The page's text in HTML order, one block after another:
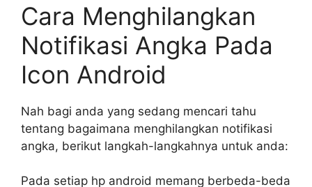
Cara Menghilangkan
Notifikasi Angka Pada
Icon Android
Nah bagi anda yang sedang mencari tahu
tentang bagaimana menghilangkan notifikasi
angka, berikut langkah-langkahnya untuk anda:
Pada setiap hp android memang berbeda-beda